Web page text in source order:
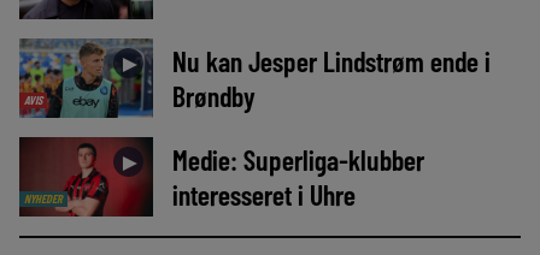
AVIS
►
Nu kan Jesper Lindstrøm ende i
Brøndby
NYHEDER
►
Medie: Superliga-klubber
interesseret i Uhre